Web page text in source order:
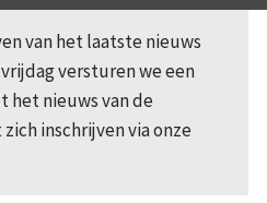
van het laatste nieuws
versturen we een
nieuws van de
inschrijven via onze